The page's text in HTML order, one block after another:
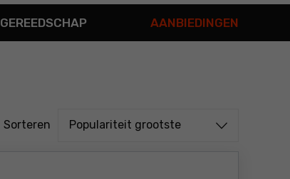
GEREEDSCHAP AANBIEDINGEN
Sorteren Sorteren uit
Populariteit grootste